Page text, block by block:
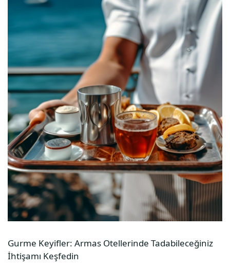
Gurme Keyifler: Armas Otellerinde Tadabileceğiniz
İhtişamı Keşfedin